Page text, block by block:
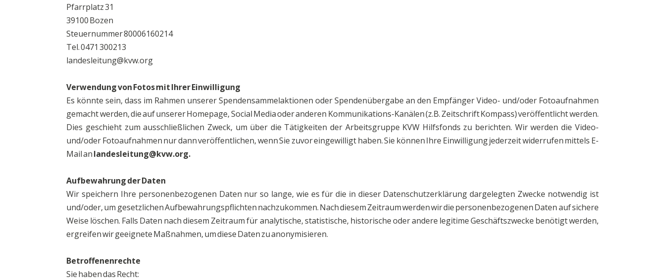
Pfarrplatz 31
39100 Bozen
Steuernummer 80006160214
Tel. 0471 300213
landesleitung@kvw.org
Verwendung von Fotos mit Ihrer Einwilligung
Es könnte sein, dass im Rahmen unserer Spendensammelaktionen oder Spendenübergabe an den Empfänger Video- und/oder Fotoaufnahmen
gemacht werden, die auf unserer Homepage, Social Media oder anderen Kommunikations-Kanälen (z.B. Zeitschrift Kompass) veröffentlicht werden.
Dies geschieht zum ausschließlichen Zweck, um über die Tätigkeiten der Arbeitsgruppe KVW Hilfsfonds zu berichten. Wir werden die Video-
und/oder Fotoaufnahmen nur dann veröffentlichen, wenn Sie zuvor eingewilligt haben. Sie können Ihre Einwilligung jederzeit widerrufen mittels E-
Mail anlandesleitung@kvw.org.
Aufbewahrung der Daten
Wir speichern Ihre personenbezogenen Daten nur so lange, wie es für die in dieser Datenschutzerklärung dargelegten Zwecke notwendig ist
und/oder, um gesetzlichen Aufbewahrungspflichten nachzukommen. Nach diesem Zeitraum werden wir die personenbezogenen Daten auf sichere
Weise löschen. Falls Daten nach diesem Zeitraum für analytische, statistische, historische oder andere legitime Geschäftszwecke benötigt werden,
ergreifen wir geeignete Maßnahmen, um diese Daten zu anonymisieren.
Betroffenenrechte
Sie haben das Recht: